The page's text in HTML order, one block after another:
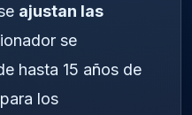
ajustan las
se
hasta 15 años de
los